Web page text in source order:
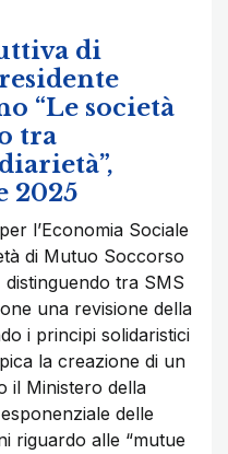
di
“Le società
tra
2025
l’Economia Sociale
di Mutuo Soccorso
tra SMS
una revisione della
i principi solidaristici
la creazione di un
il Ministero della
delle
riguardo alle “mutue